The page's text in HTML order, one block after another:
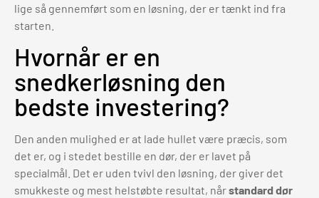
lige så gennemført som en løsning, der er tænkt ind fra
starten.
Hvornår er en
snedkerløsning den
bedste investering?
Den anden mulighed er at lade hullet være præcis, som
det er, og i stedet bestille en dør, der er lavet på
specialmål. Det er uden tvivl den løsning, der giver det
smukkeste og mest helstøbte resultat, nårstandard dør